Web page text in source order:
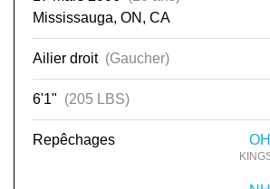
Mississauga, ON, CA
Ailier droit (Gaucher)
6'1" (205 LBS)
Repêchages